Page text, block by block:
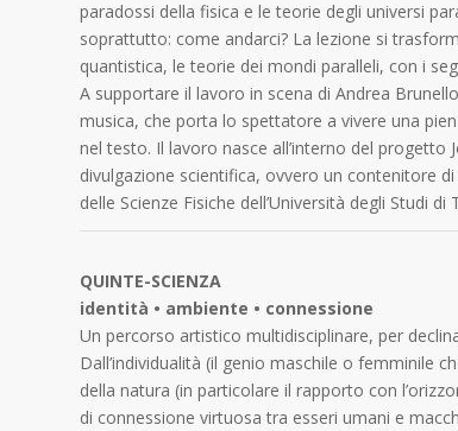
paradossi della fisica e le teorie degli universi
soprattutto: come andarci? La lezione si
quantistica, le teorie dei mondi paralleli, con i
A supportare il lavoro in scena di Andrea
musica, che porta lo spettatore a vivere una
nel testo. Il lavoro nasce all’interno del
divulgazione scientifica, ovvero un contenitore
delle Scienze Fisiche dell’Università degli Studi di
QUINTE-SCIENZA
identità • ambiente • connessione
Un percorso artistico multidisciplinare, per
Dall’individualità (il genio maschile o femminile
della natura (in particolare il rapporto con
di connessione virtuosa tra esseri umani e